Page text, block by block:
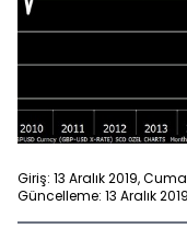
Giriş: 13 Aralık 2019,
Güncelleme: 13 Aralık